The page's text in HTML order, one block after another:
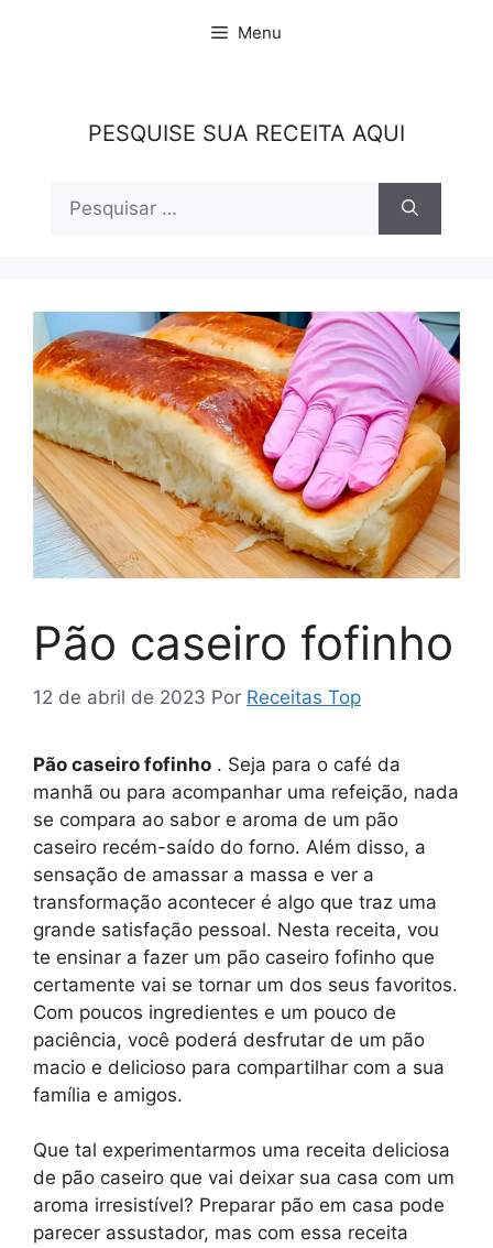
Menu
PESQUISE SUA RECEITA AQUI
por:
Pão caseiro fofinho
12 de abril de 2023 Por Receitas Top
Pão caseiro fofinho . Seja para o café da
manhã ou para acompanhar uma refeição, nada
se compara ao sabor e aroma de um pão
caseiro recém-saído do forno. Além disso, a
sensação de amassar a massa e ver a
transformação acontecer é algo que traz uma
grande satisfação pessoal. Nesta receita, vou
te ensinar a fazer um pão caseiro fofinho que
certamente vai se tornar um dos seus favoritos.
Com poucos ingredientes e um pouco de
paciência, você poderá desfrutar de um pão
macio e delicioso para compartilhar com a sua
família e amigos.
Que tal experimentarmos uma receita deliciosa
de pão caseiro que vai deixar sua casa com um
aroma irresistível? Preparar pão em casa pode
parecer assustador, mas com essa receita